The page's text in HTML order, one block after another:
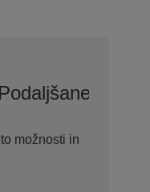
možnosti in